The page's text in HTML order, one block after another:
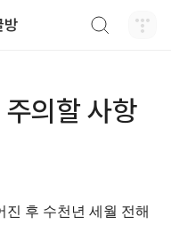
방
의할 사항
진 후 수천년 세월 전해